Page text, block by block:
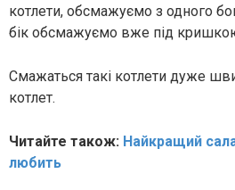
котлети, обсмажуємо з одного
бік обсмажуємо вже під
Смажаться такі котлети дуже
котлет.
Читайте також: Найкращий
любить